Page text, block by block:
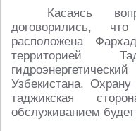
Касаясь
договорились,
расположена
территорией
Узбекистана.
таджикская
обслуживанием